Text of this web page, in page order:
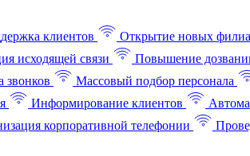
клиентов Открытие новых
исходящей связи Повышение
звонков Массовый подбор персонала
Информирование клиентов
корпоративной телефонии